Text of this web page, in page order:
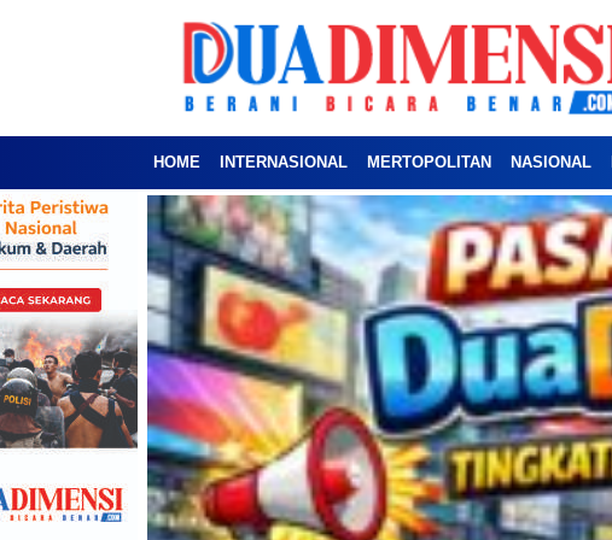
HOME INTERNASIONAL MERTOPOLITAN NASIONAL